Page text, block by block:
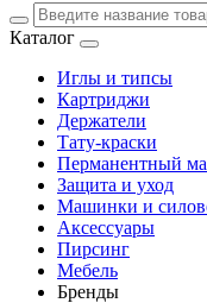
Каталог
Иглы и типсы
Картриджи
Держатели
Тату-краски
Перманентный
Защита и уход
Машинки и
Аксессуары
Пирсинг
Мебель
Бренды